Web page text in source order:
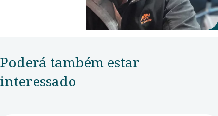
Poderá também estar
interessado